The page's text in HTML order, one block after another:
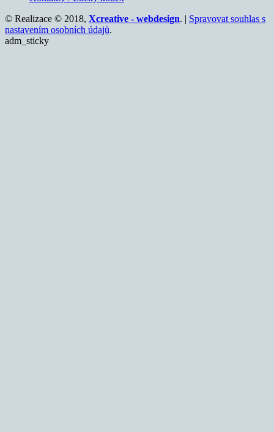
© Realizace © 2018, Xcreative - webdesign. | Spravovat souhlas s
nastavením osobních údajů.
adm_sticky